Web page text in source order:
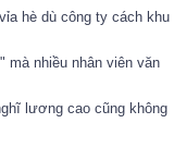
hè dù công ty cách khu
mà nhiều nhân viên văn
lương cao cũng không